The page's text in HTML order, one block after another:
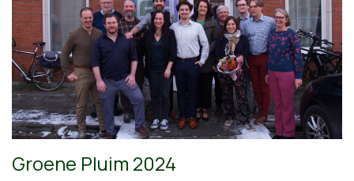
Groene Pluim 2024